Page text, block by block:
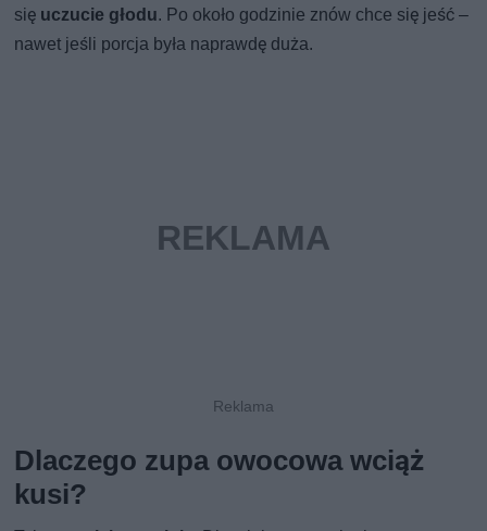
się uczucie głodu. Po około godzinie znów chce się jeść –
nawet jeśli porcja była naprawdę duża.
Dlaczego zupa owocowa wciąż
kusi?